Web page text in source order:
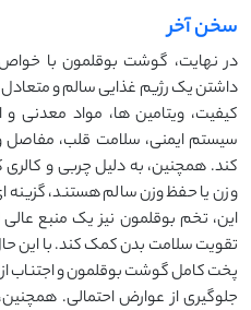
سخن آخر
در نهایت، گوشت بوقلمون با خواص
داشتن یک رژیم غذایی سالم و
کیفیت، ویتامین‌ ها، مواد معدنی
سیستم ایمنی، سلامت قلب،
‌کند. همچنین، به دلیل چربی و
وزن یا حفظ وزن سالم هستند،
این، تخم بوقلمون نیز یک منبع
تقویت سلامت بدن کمک کند. با این
پخت کامل گوشت بوقلمون و اجتناب
جلوگیری از عوارض احتمالی.